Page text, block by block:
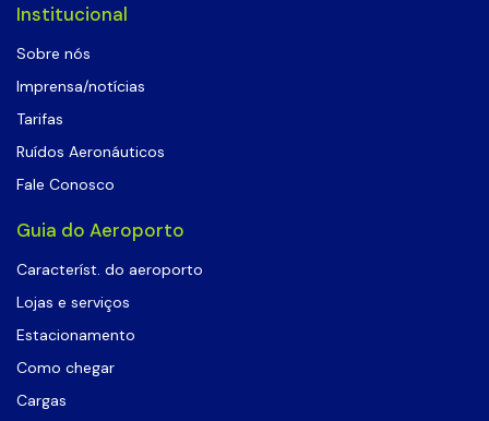
Institucional
Sobre nós
Imprensa/notícias
Tarifas
Ruídos Aeronáuticos
Fale Conosco
Guia do Aeroporto
Característ. do aeroporto
Lojas e serviços
Estacionamento
Como chegar
Cargas